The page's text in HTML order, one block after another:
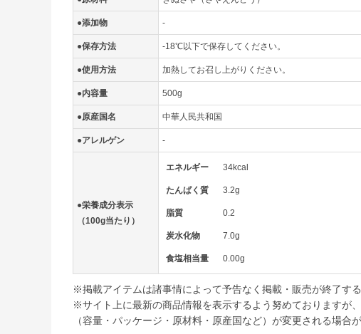
●添加物 -
●保存方法 -18℃以下で保存してください。
●使用方法 加熱してお召し上がりください。
●内容量 500g
●原産国名 中華人民共和国
●アレルゲン -
●栄養成分表示
（100g当たり）
エネルギー 34kcal
たんぱく質 3.2g
脂質 0.2
炭水化物 7.0g
食塩相当量 0.00g
※掲載アイテムは諸事情によって予告なく掲載・販売が終了する
※サイト上に最新の商品情報を表示するよう努めておりますが
（容量・パッケージ・原材料・原産国など）が変更される場合が